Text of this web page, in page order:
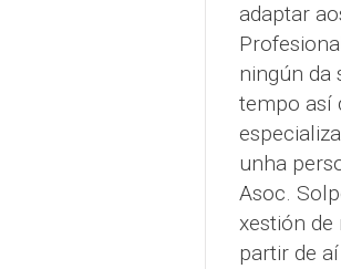
adaptar
ningún da
tempo así
unha
Asoc.
xestión de
partir de